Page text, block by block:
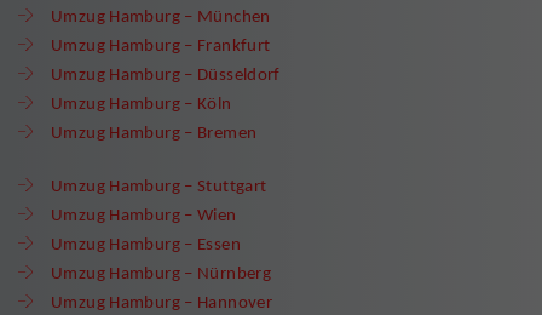
Umzug Hamburg – München
Umzug Hamburg – Frankfurt
Umzug Hamburg – Düsseldorf
Umzug Hamburg – Köln
Umzug Hamburg – Bremen
Umzug Hamburg – Stuttgart
Umzug Hamburg – Wien
Umzug Hamburg – Essen
Umzug Hamburg – Nürnberg
Umzug Hamburg – Hannover